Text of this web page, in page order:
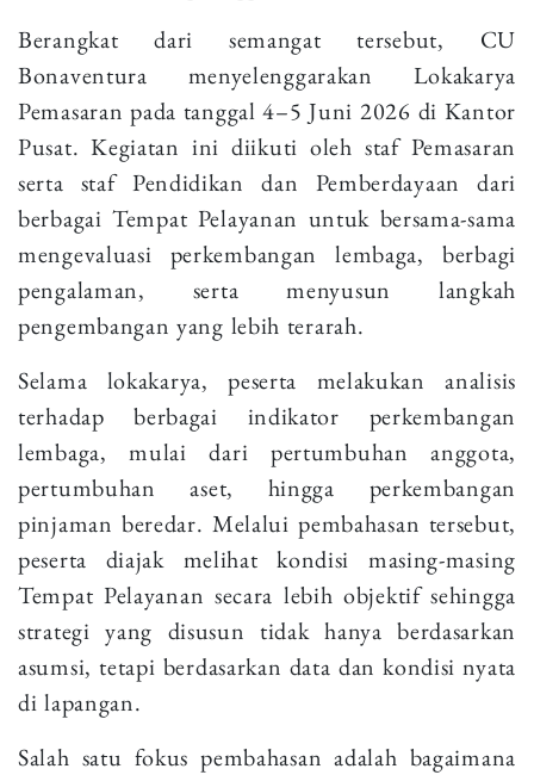
Berangkat dari semangat tersebut, CU
Bonaventura menyelenggarakan Lokakarya
Pemasaran pada tanggal 4–5 Juni 2026 di Kantor
Pusat. Kegiatan ini diikuti oleh staf Pemasaran
serta staf Pendidikan dan Pemberdayaan dari
berbagai Tempat Pelayanan untuk bersama-sama
mengevaluasi perkembangan lembaga, berbagi
pengalaman, serta menyusun langkah
pengembangan yang lebih terarah.
Selama lokakarya, peserta melakukan analisis
terhadap berbagai indikator perkembangan
lembaga, mulai dari pertumbuhan anggota,
pertumbuhan aset, hingga perkembangan
pinjaman beredar. Melalui pembahasan tersebut,
peserta diajak melihat kondisi masing-masing
Tempat Pelayanan secara lebih objektif sehingga
strategi yang disusun tidak hanya berdasarkan
asumsi, tetapi berdasarkan data dan kondisi nyata
di lapangan.
Salah satu fokus pembahasan adalah bagaimana